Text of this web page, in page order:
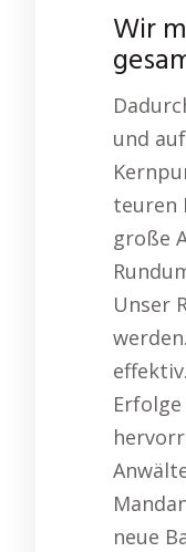
Wir
und
teuren
große
Unser
neue